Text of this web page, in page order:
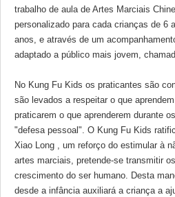
trabalho de aula de Artes Marciais
personalizado para cada crianças de 6
anos, e através de um
adaptado a público mais jovem,
No Kung Fu Kids os praticantes são
são levados a respeitar o que
praticarem o que aprenderem durante
"defesa pessoal". O Kung Fu Kids
Xiao Long , um reforço do estimular à
artes marciais, pretende-se transmitir
crescimento do ser humano. Desta
desde a infância auxiliará a criança a